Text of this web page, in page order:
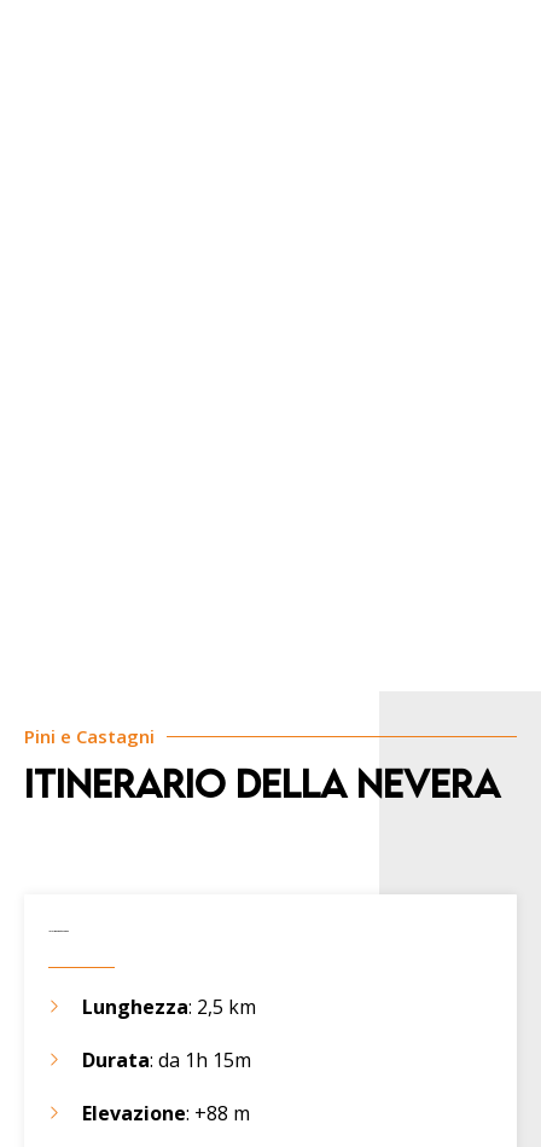
Pini e Castagni
Itinerario della Nevera
Lunghezza: 2,5 km
Durata: da 1h 15m
Elevazione: +88 m